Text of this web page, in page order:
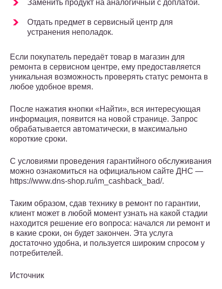
Заменить продукт на аналогичный с доплатой.
Отдать предмет в сервисный центр для
устранения неполадок.
Если покупатель передаёт товар в магазин для
ремонта в сервисном центре, ему предоставляется
уникальная возможность проверять статус ремонта в
любое удобное время.
После нажатия кнопки «Найти», вся интересующая
информация, появится на новой странице. Запрос
обрабатывается автоматически, в максимально
короткие сроки.
С условиями проведения гарантийного обслуживания
можно ознакомиться на официальном сайте ДНС —
https://www.dns-shop.ru/im_cashback_bad/.
Таким образом, сдав технику в ремонт по гарантии,
клиент может в любой момент узнать на какой стадии
находится решение его вопроса: начался ли ремонт и
в какие сроки, он будет закончен. Эта услуга
достаточно удобна, и пользуется широким спросом у
потребителей.
Источник